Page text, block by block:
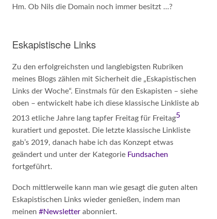
Hm. Ob Nils die Domain noch immer besitzt …?
Eskapistische Links
Zu den erfolgreichsten und langlebigsten Rubriken
meines Blogs zählen mit Sicherheit die „Eskapistischen
Links der Woche“. Einstmals für den Eskapisten – siehe
oben – entwickelt habe ich diese klassische Linkliste ab
2013 etliche Jahre lang tapfer Freitag für Freitag5
kuratiert und gepostet. Die letzte klassische Linkliste
gab’s 2019, danach habe ich das Konzept etwas
geändert und unter der Kategorie Fundsachen
fortgeführt.
Doch mittlerweile kann man wie gesagt die guten alten
Eskapistischen Links wieder genießen, indem man
meinen #Newsletterabonniert.